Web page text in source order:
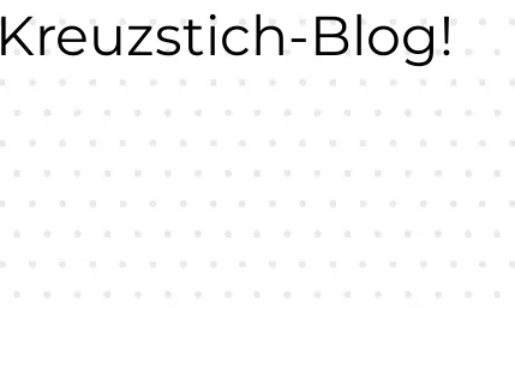
Kreuzstich-Blog!